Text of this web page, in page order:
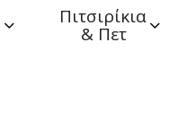
Πιτσιρίκια
& Πετ